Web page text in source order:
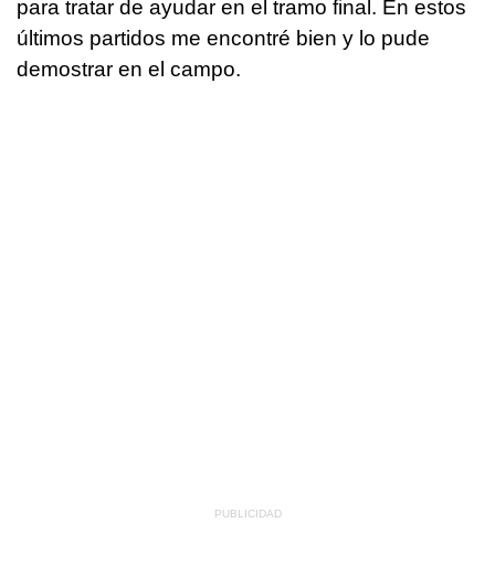
para tratar de ayudar en el tramo final. En estos
últimos partidos me encontré bien y lo pude
demostrar en el campo.